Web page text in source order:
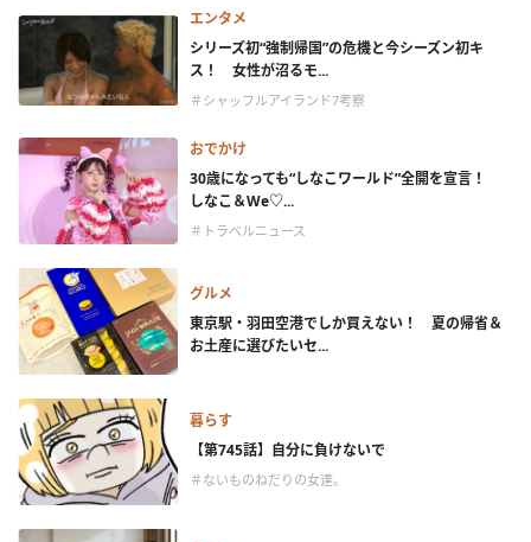
エンタメ
シリーズ初“強制帰国”の危機と今シーズン初キ
ス！ 女性が沼るモ...
＃シャッフルアイランド7考察
おでかけ
30歳になっても“しなこワールド”全開を宣言！
しなこ＆We♡...
＃トラベルニュース
グルメ
東京駅・羽田空港でしか買えない！ 夏の帰省＆
お土産に選びたいセ...
暮らす
【第745話】自分に負けないで
＃ないものねだりの女達。